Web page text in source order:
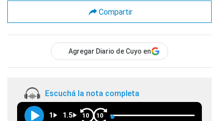
Compartir
Agregar Diario de Cuyo en
Escuchá la nota completa
1 1.5 10 10